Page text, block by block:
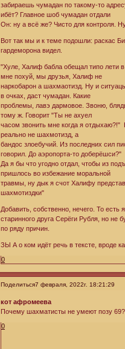
забираешь чумадан по такому-то
ибёт? Главное шоб чумадан отдали
Он: ну а всё же? Чисто для контроля.
Вот так мы и к теме подошли: раскас
гардеморона видел.
"Хуле, Халиф бабла обещал типо лети
мне похуй, мы друзья, Халиф не
наркобарон а шахмаотизд. Ну и
в очках, даст чумадан. Какие
проблемы, лавэ дармовое. Звоню,
тому ж. Говорит "Ты не ахуел
часом звонить мне когда я отдыхаю?!"
реально не шахмотизд, а
бандос злоебучий. Из последних сил
говорил. До аэропорта-то доберёшси?"
Да я бы что угодно отдал, чтобы из
пришлось во избежание моральной
травмы, ну дык я счот Халифу
шахмотиздки"
Добавить, собственно, нечего. То
старинного друга Серёги Рубля, но не
по ряду причин.
ЗЫ А о ком идёт речь в тексте, вроде
0
Поделиться7 февраля, 2022г. 18:21:29
кот афромеева
Почему шахматисты не умеют позу
0